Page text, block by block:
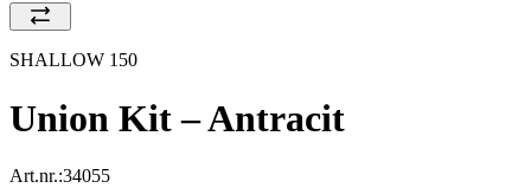
SHALLOW 150
Union Kit – Antracit
Art.nr.:34055